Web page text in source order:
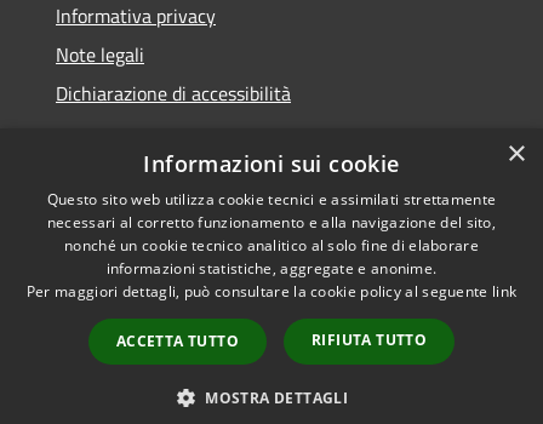
Informativa privacy
Note legali
Dichiarazione di accessibilità
RSS
Accessibilità
Cookie
Mappa del sito
WebMail
Copyright © 2026 • Comune di
Santa Teresa Gallura •
Powered byMunicipium
Accesso redazione
×
Informazioni sui cookie
Questo sito web utilizza cookie tecnici e assimilati strettamente
necessari al corretto funzionamento e alla navigazione del sito,
nonché un cookie tecnico analitico al solo fine di elaborare
informazioni statistiche, aggregate e anonime.
Per maggiori dettagli, può consultare la cookie policy al seguente link
ACCETTA TUTTO RIFIUTA TUTTO
MOSTRA DETTAGLI